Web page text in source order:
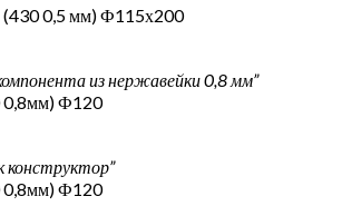
(430 0,5 мм) Ф115х200
из нержавейки 0,8 мм”
0,8мм) Ф120
конструктор”
0,8мм) Ф120